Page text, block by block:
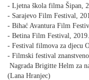
- Ljetna škola filma Šipan,
- Sarajevo Film Festival,
- Bihać Avantura Film
- Betina Film Festival, 2019.
- Festival filmova za djecu
- Filmski festival
Nagrada Brigitte Helm za
(Lana Hranjec)